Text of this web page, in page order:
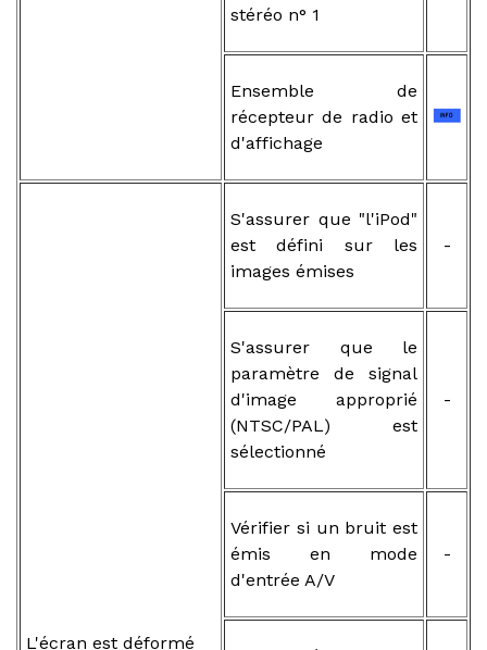
stéréo n° 1
Ensemble de
récepteur de radio et
d'affichage
L'écran est déformé
S'assurer que "l'iPod"
est défini sur les
images émises
-
S'assurer que le
paramètre de signal
d'image approprié
(NTSC/PAL) est
sélectionné
-
Vérifier si un bruit est
émis en mode
d'entrée A/V
-